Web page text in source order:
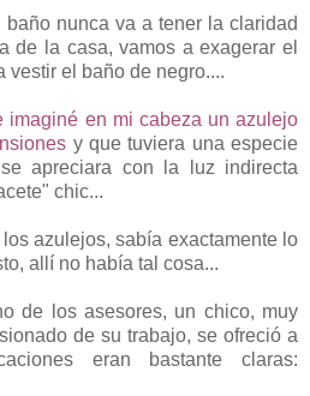
nunca va a tener la claridad
de la casa, vamos a exagerar el
vestir el baño de negro....
imaginé en mi cabeza un azulejo
y que tuviera una especie
apreciara con la luz indirecta
chic...
azulejos, sabía exactamente lo
allí no había tal cosa...
de los asesores, un chico, muy
de su trabajo, se ofreció a
eran bastante claras: